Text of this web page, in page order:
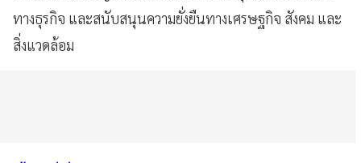
ทางธุรกิจ และสนับสนุนความยั่งยืนทางเศรษฐกิจ สังคม และ
สิ่งแวดล้อม